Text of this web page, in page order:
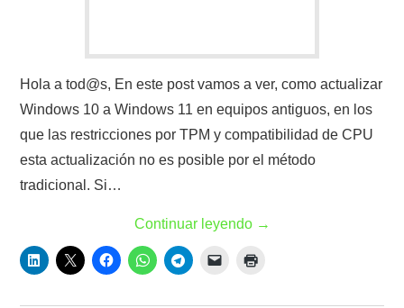
Hola a tod@s, En este post vamos a ver, como actualizar
Windows 10 a Windows 11 en equipos antiguos, en los
que las restricciones por TPM y compatibilidad de CPU
esta actualización no es posible por el método
tradicional. Si…
Continuar leyendo →